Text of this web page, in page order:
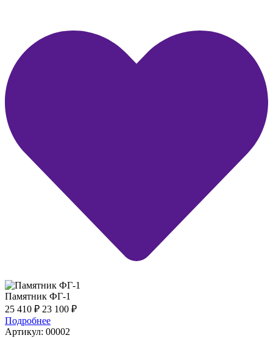
Памятник ФГ-1
25 410 ₽ 23 100 ₽
Подробнее
Артикул: 00002